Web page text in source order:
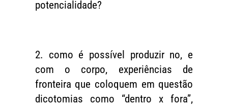
potencialidade?
2. como é possível produzir no, e
com o corpo, experiências de
fronteira que coloquem em questão
dicotomias como “dentro x fora”,